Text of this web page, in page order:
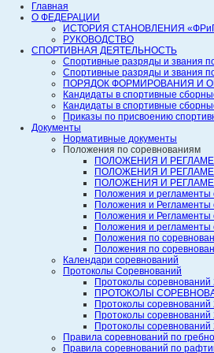
Главная
О ФЕДЕРАЦИИ
ИСТОРИЯ СТАНОВЛЕНИЯ
РУКОВОДСТВО
СПОРТИВНАЯ ДЕЯТЕЛЬНОСТЬ
Спортивные разряды и звания
Спортивные разряды и звания
ПОРЯДОК ФОРМИРОВАНИЯ И
Кандидаты в спортивные
Кандидаты в спортивные
Приказы по присвоению
Документы
Нормативные документы
Положения по соревнованиям
ПОЛОЖЕНИЯ И
ПОЛОЖЕНИЯ И
ПОЛОЖЕНИЯ И
Положения и регламенты
Положения и Регламенты
Положения и Регламенты
Положения и регламенты
Положения по
Положения по
Календари соревнований
Протоколы Соревнований
Протоколы соревнований
ПРОТОКОЛЫ
Протоколы соревнований
Протоколы соревнований
Протоколы соревнований
Правила соревнований по
Правила соревнований по